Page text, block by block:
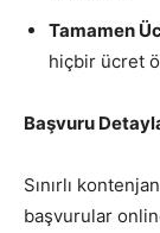
Tamamen
hiçbir ücret
Başvuru
Sınırlı
başvurular